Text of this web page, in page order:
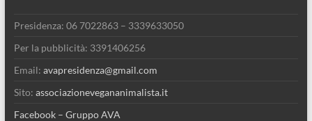
Presidenza: 06 7022863 – 3339633050
Per la pubblicità: 3391406256
Email: avapresidenza@gmail.com
Sito: associazionevegananimalista.it
Facebook – Gruppo AVA